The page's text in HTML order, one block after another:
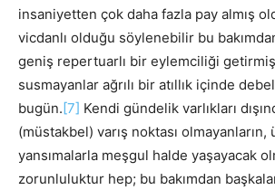
insaniyetten çok daha fazla pay almış
vicdanlı olduğu söylenebilir bu
geniş repertuarlı bir eylemciliği
susmayanlar ağrılı bir atıllık içinde
bugün.[7] Kendi gündelik varlıkları
(müstakbel) varış noktası
yansımalarla meşgul halde yaşayacak
zorunluluktur hep; bu bakımdan